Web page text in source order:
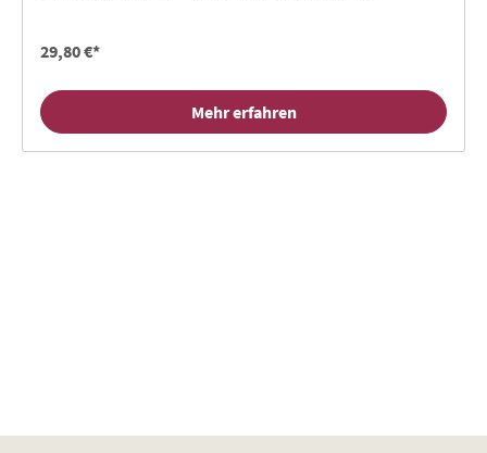
29,80 €*
Mehr erfahren